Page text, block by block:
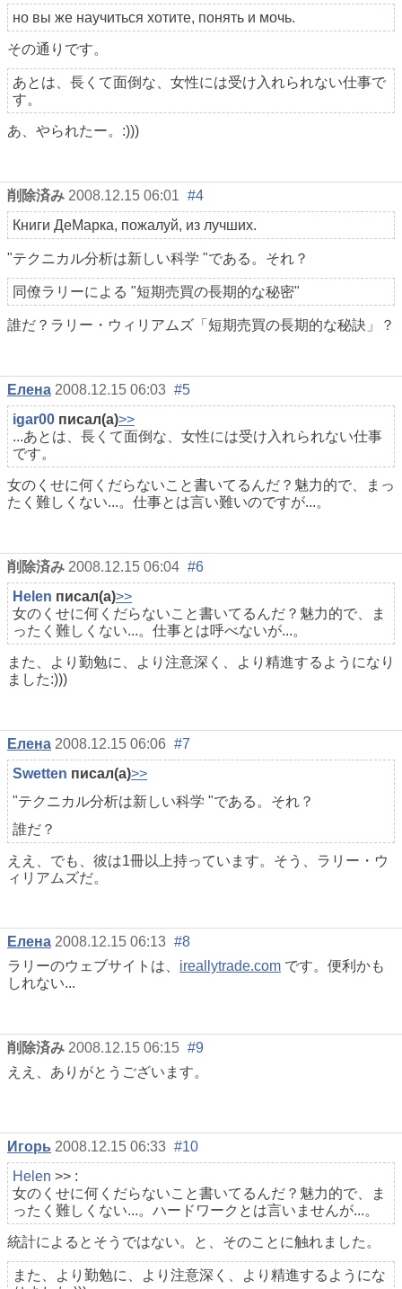
но вы же научиться хотите, понять и мочь.
その通りです。
あとは、長くて面倒な、女性には受け入れられない仕事で
す。
あ、やられたー。:)))
削除済み 2008.12.15 06:01 #4
Книги ДеМарка, пожалуй, из лучших.
"テクニカル分析は新しい科学 "である。それ？
同僚ラリーによる "短期売買の長期的な秘密"
誰だ？ラリー・ウィリアムズ「短期売買の長期的な秘訣」？
Елена 2008.12.15 06:03 #5
igar00 писал(а)>>
...あとは、長くて面倒な、女性には受け入れられない仕事
です。
女のくせに何くだらないこと書いてるんだ？魅力的で、まっ
たく難しくない...。仕事とは言い難いのですが...。
削除済み 2008.12.15 06:04 #6
Helen писал(а)>>
女のくせに何くだらないこと書いてるんだ？魅力的で、ま
ったく難しくない...。仕事とは呼べないが...。
また、より勤勉に、より注意深く、より精進するようになり
ました:)))
Елена 2008.12.15 06:06 #7
Swetten писал(а)>>
"テクニカル分析は新しい科学 "である。それ？
誰だ？
ええ、でも、彼は1冊以上持っています。そう、ラリー・ウ
ィリアムズだ。
Елена 2008.12.15 06:13 #8
ラリーのウェブサイトは、 ireallytrade.com です。便利かも
しれない...
削除済み 2008.12.15 06:15 #9
ええ、ありがとうございます。
Игорь 2008.12.15 06:33 #10
Helen >> :
女のくせに何くだらないこと書いてるんだ？魅力的で、ま
ったく難しくない...。ハードワークとは言いませんが...。
統計によるとそうではない。と、そのことに触れました。
また、より勤勉に、より注意深く、より精進するようにな